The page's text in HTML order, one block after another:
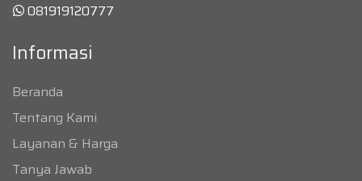
081919120777
Informasi
Beranda
Tentang Kami
Layanan & Harga
Tanya Jawab